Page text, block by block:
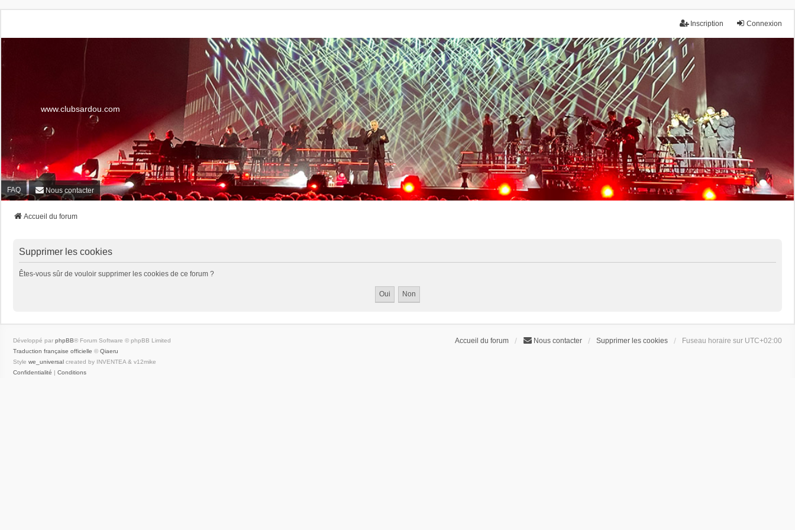
Connexion
Inscription
www.clubsardou.com
FAQ Nous contacter
Accueil du forum
Supprimer les cookies
Êtes-vous sûr de vouloir supprimer les cookies de ce forum ?
Accueil du forum Nous contacter Supprimer les cookies Fuseau horaire sur UTC+02:00
Développé par phpBB® Forum Software © phpBB Limited
Traduction française officielle © Qiaeru
Style we_universal created by INVENTEA & v12mike
Confidentialité | Conditions